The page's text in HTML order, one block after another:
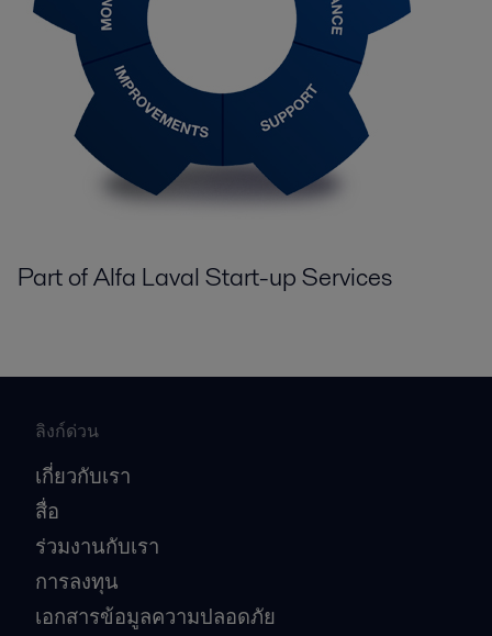
Part of Alfa Laval Start-up Services
ลิงก์ด่วน
เกี่ยวกับเรา
สื่อ
ร่วมงานกับเรา
การลงทุน
เอกสารข้อมูลความปลอดภัย